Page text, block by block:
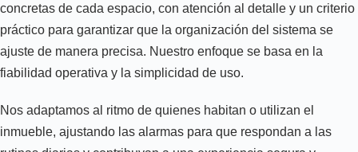
concretas de cada espacio, con atención al detalle y un criterio
práctico para garantizar que la organización del sistema se
ajuste de manera precisa. Nuestro enfoque se basa en la
fiabilidad operativa y la simplicidad de uso.
Nos adaptamos al ritmo de quienes habitan o utilizan el
inmueble, ajustando las alarmas para que respondan a las